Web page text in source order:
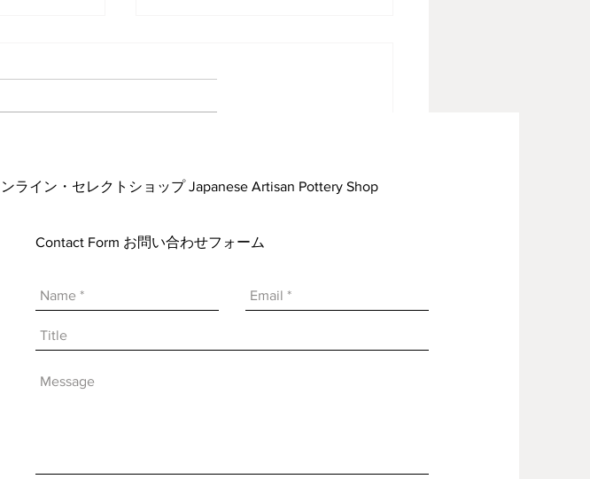
イン・セレクトショップ Japanese Artisan Pottery Shop
Contact Form お問い合わせフォーム